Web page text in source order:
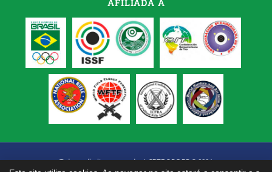
AFILIADA À
Todos os direitos reservados àCBTE.ORG.BR© 2026